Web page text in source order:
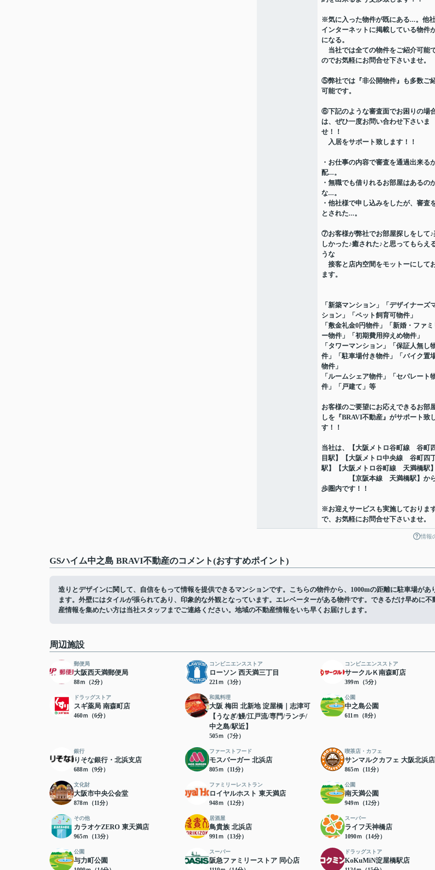
※気に入った物件が既にある...。他
インターネットに掲載している物件
になる。
当社では全ての物件をご紹介可能
のでお気軽にお問合せ下さいませ。
⑤弊社では『非公開物件』も多数ご
可能です。
⑥下記のような審査面でお困りの場
は、ぜひ一度お問い合わせ下さいま
せ！！
入居をサポート致します！！
・お仕事の内容で審査を通過出来る
配...。
・無職でも借りれるお部屋はあるの
な...。
・他社様で申し込みをしたが、審査
とされた...。
⑦お客様が弊社でお部屋探しをして♪
しかった♪癒された♪と思ってもらえ
うな
接客と店内空間をモットーにして
ます。
「新築マンション」「デザイナーズ
ション」「ペット飼育可物件」
「敷金礼金0円物件」「新婚・ファミ
ー物件」「初期費用抑えめ物件」
「タワーマンション」「保証人無し
件」「駐車場付き物件」「バイク置
物件」
「ルームシェア物件」「セパレート
件」「戸建て」等
お客様のご要望にお応えできるお部
しを『BRAVI不動産』がサポート致
す！！
当社は、【大阪メトロ谷町線 谷町
目駅】【大阪メトロ中央線 谷町四
駅】【大阪メトロ谷町線 天満橋駅】
【京阪本線 天満橋駅】か
歩圏内です！！
※お迎えサービスも実施しておりま
で、お気軽にお問合せ下さいませ。
情報
GSハイム中之島 BRAVI不動産のコメント(おすすめポイント)
造りとデザインに関して、自信をもって情報を提供できるマンションです。こちらの物件から、1000mの距離に駐車場があ
ます。外壁にはタイルが張られてあり、印象的な外観となっています。エレベーターがある物件です。できるだけ早めに不
産情報を集めたい方は当社スタッフまでご連絡ください。地域の不動産情報をいち早くお届けします。
周辺施設
郵便局
大阪西天満郵便局
88ｍ（2分）
コンビニエンスストア
ローソン 西天満三丁目
221ｍ（3分）
コンビニエンスストア
サークルＫ南森町店
399ｍ（5分）
ドラッグストア
スギ薬局 南森町店
460ｍ（6分）
和風料理
大阪 梅田 北新地 淀屋橋｜志津可
【うなぎ/鰻/江戸流/専門/ランチ/
中之島/駅近】
505ｍ（7分）
公園
中之島公園
611ｍ（8分）
銀行
りそな銀行・北浜支店
688ｍ（9分）
ファーストフード
モスバーガー 北浜店
805ｍ（11分）
喫茶店・カフェ
サンマルクカフェ 大阪北浜店
865ｍ（11分）
文化財
大阪市中央公会堂
878ｍ（11分）
ファミリーレストラン
ロイヤルホスト 東天満店
948ｍ（12分）
公園
南天満公園
949ｍ（12分）
その他
カラオケZERO 東天満店
965ｍ（13分）
居酒屋
鳥貴族 北浜店
991ｍ（13分）
スーパー
ライフ天神橋店
1090ｍ（14分）
公園
与力町公園
スーパー
阪急ファミリーストア 同心店
ドラッグストア
KoKuMiN淀屋橋駅店